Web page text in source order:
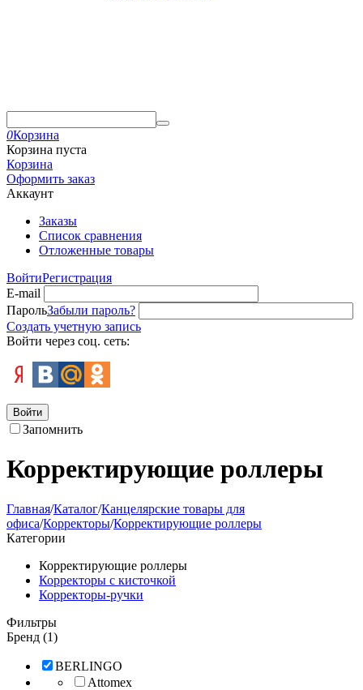
0Корзина
Корзина пуста
Корзина
Оформить заказ
Аккаунт
Заказы
Список сравнения
Отложенные товары
ВойтиРегистрация
E-mail
ПарольЗабыли пароль?
Создать учетную запись
Войти через соц. сеть:
Войти
Запомнить
Корректирующие роллеры
Главная/Каталог/Канцелярские товары для
офиса/Корректоры/Корректирующие роллеры
Категории
Корректирующие роллеры
Корректоры с кисточкой
Корректоры-ручки
Фильтры
Бренд (1)
BERLINGO
Attomex